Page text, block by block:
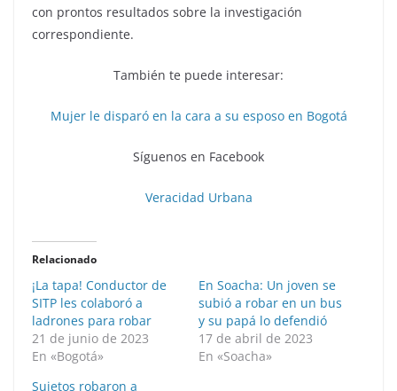
con prontos resultados sobre la investigación
correspondiente.
También te puede interesar:
Mujer le disparó en la cara a su esposo en Bogotá
Síguenos en Facebook
Veracidad Urbana
Relacionado
¡La tapa! Conductor de
SITP les colaboró a
ladrones para robar
21 de junio de 2023
En «Bogotá»
En Soacha: Un joven se
subió a robar en un bus
y su papá lo defendió
17 de abril de 2023
En «Soacha»
Sujetos robaron a